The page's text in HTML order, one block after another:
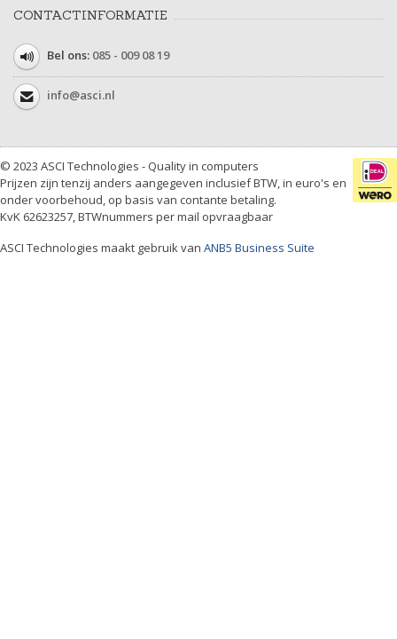
CONTACTINFORMATIE
Bel ons: 085 - 009 08 19
info@asci.nl
© 2023 ASCI Technologies - Quality in computers
Prijzen zijn tenzij anders aangegeven inclusief BTW, in euro's en
onder voorbehoud, op basis van contante betaling.
KvK 62623257, BTWnummers per mail opvraagbaar
ASCI Technologies maakt gebruik van ANB5 Business Suite